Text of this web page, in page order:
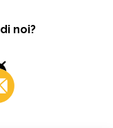
noi?